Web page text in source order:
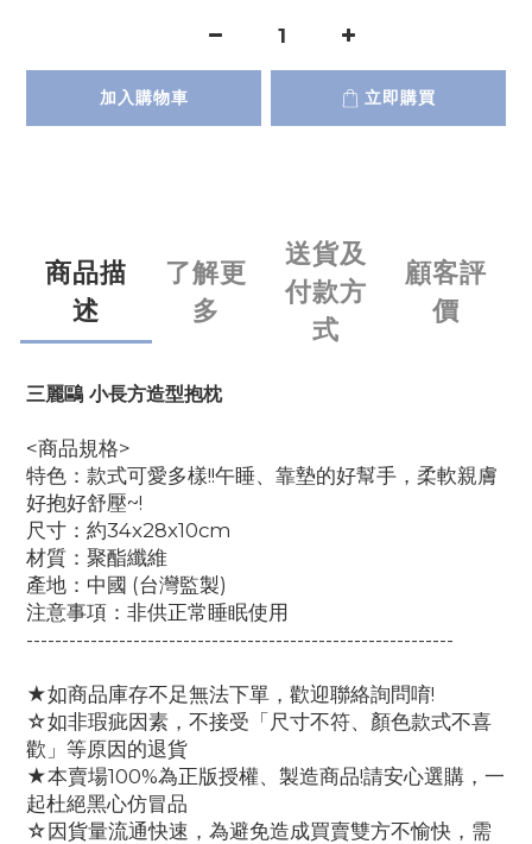
加入購物車 立即購買
商品描
述
了解更
多
送貨及
付款方
式
顧客評
價
三麗鷗 小長方造型抱枕
<商品規格>
特色：款式可愛多樣!!午睡、靠墊的好幫手，柔軟親膚
好抱好舒壓~!
尺寸：約34x28x10cm
材質：聚酯纖維
產地：中國 (台灣監製)
注意事項：非供正常睡眠使用
------------------------------------------------------------
★如商品庫存不足無法下單，歡迎聯絡詢問唷!
☆如非瑕疵因素，不接受「尺寸不符、顏色款式不喜
歡」等原因的退貨
★本賣場100%為正版授權、製造商品!請安心選購，一
起杜絕黑心仿冒品
☆因貨量流通快速，為避免造成買賣雙方不愉快，需